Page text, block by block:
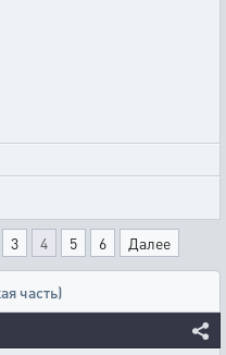
3 4 5 6 Далее
часть)